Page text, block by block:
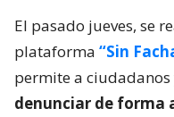
El pasado jueves, se
plataforma “Sin
permite a
denunciar de forma